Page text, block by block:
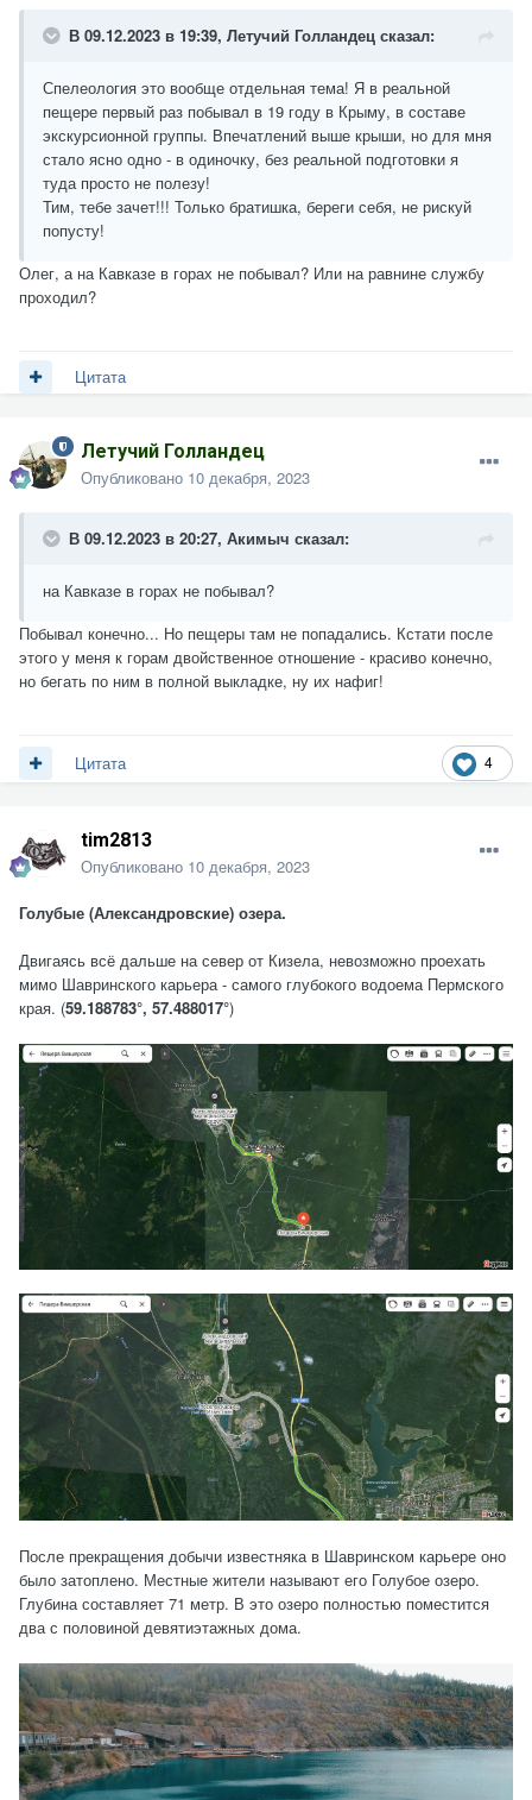
В 09.12.2023 в 19:39, Летучий Голландец сказал:
Спелеология это вообще отдельная тема! Я в реальной
пещере первый раз побывал в 19 году в Крыму, в составе
экскурсионной группы. Впечатлений выше крыши, но для мня
стало ясно одно - в одиночку, без реальной подготовки я
туда просто не полезу!
Тим, тебе зачет!!! Только братишка, береги себя, не рискуй
попусту!
Олег, а на Кавказе в горах не побывал? Или на равнине службу
проходил?
Цитата
Летучий Голландец
Опубликовано 10 декабря, 2023
В 09.12.2023 в 20:27, Акимыч сказал:
на Кавказе в горах не побывал?
Побывал конечно... Но пещеры там не попадались. Кстати после
этого у меня к горам двойственное отношение - красиво конечно,
но бегать по ним в полной выкладке, ну их нафиг!
4
Цитата
tim2813
Опубликовано 10 декабря, 2023
Голубые (Александровские) озера.
Двигаясь всё дальше на север от Кизела, невозможно проехать
мимо Шавринского карьера - самого глубокого водоема Пермского
края. (59.188783°, 57.488017°)
После прекращения добычи известняка в Шавринском карьере оно
было затоплено. Местные жители называют его Голубое озеро.
Глубина составляет 71 метр. В это озеро полностью поместится
два с половиной девятиэтажных дома.